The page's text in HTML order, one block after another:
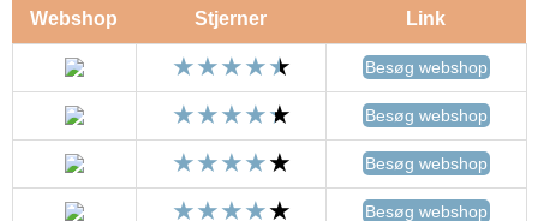
Webshop Stjerner Link
Besøg webshop
Besøg webshop
Besøg webshop
Besøg webshop